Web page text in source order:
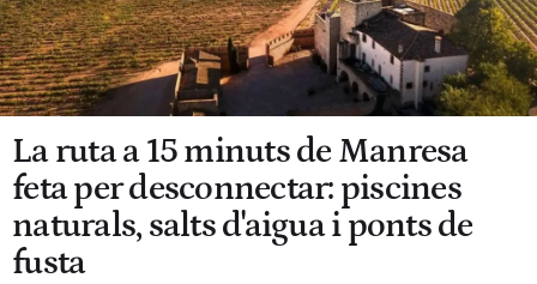
La ruta a 15 minuts de Manresa
feta per desconnectar: piscines
naturals, salts d'aigua i ponts de
fusta